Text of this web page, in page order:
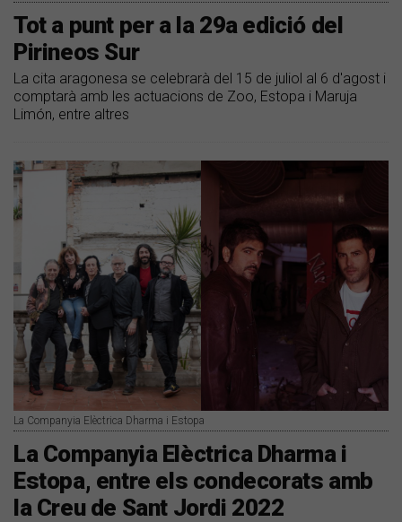
Tot a punt per a la 29a edició del
Pirineos Sur
La cita aragonesa se celebrarà del 15 de juliol al 6 d'agost i
comptarà amb les actuacions de Zoo, Estopa i Maruja
Limón, entre altres
La Companyia Elèctrica Dharma i Estopa
La Companyia Elèctrica Dharma i
Estopa, entre els condecorats amb
la Creu de Sant Jordi 2022